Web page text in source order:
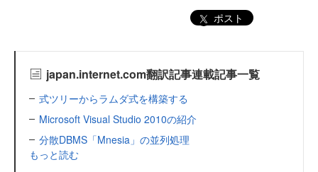
ポスト
japan.internet.com翻訳記事連載記事一覧
式ツリーからラムダ式を構築する
Microsoft Visual Studio 2010の紹介
分散DBMS「Mnesia」の並列処理
もっと読む